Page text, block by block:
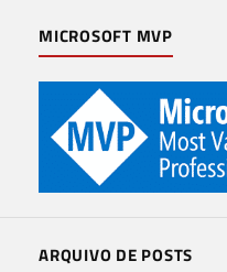
MICROSOFT MVP
ARQUIVO DE POSTS